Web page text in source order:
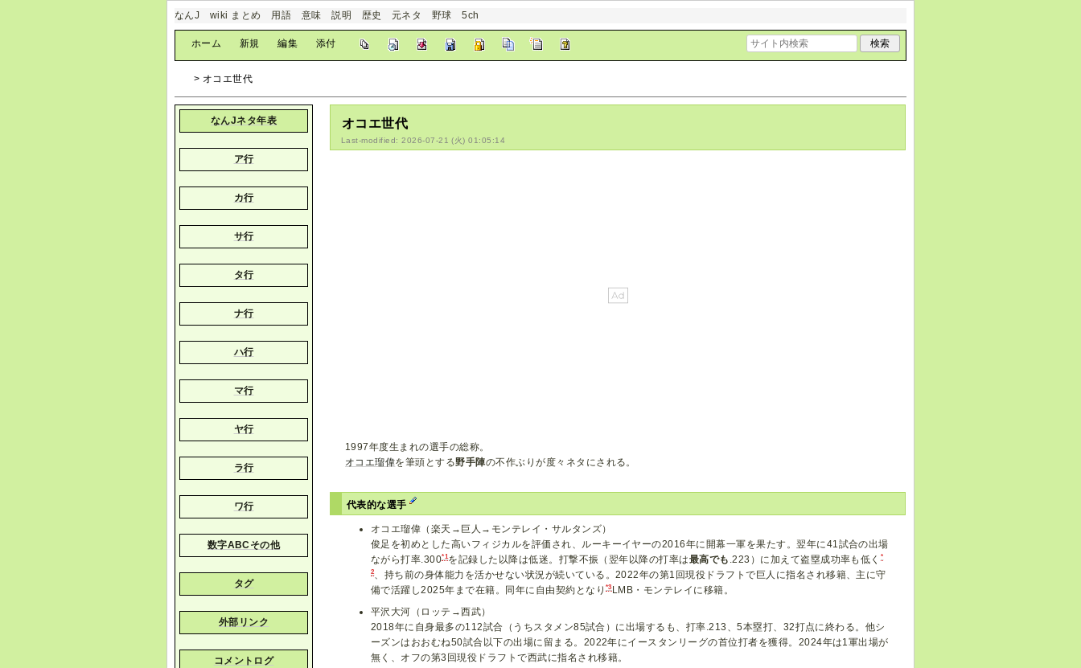
なんJ wiki まとめ 用語 意味 説明 歴史 元ネタ 野球 5ch
ホーム 新規 編集 添付
> オコエ世代
オコエ世代
Last-modified: 2026-07-21 (火) 01:05:14
1997年度生まれの選手の総称。
オコエ瑠偉を筆頭とする野手陣の不作ぶりが度々ネタにされる。
代表的な選手
オコエ瑠偉（楽天→巨人→モンテレイ・サルタンズ）
俊足を初めとした高いフィジカルを評価され、ルーキーイヤーの2016年に開幕一軍を果たす。翌年に41試合の出場
ながら打率.300*1を記録した以降は低迷。打撃不振（翌年以降の打率は最高でも .223）に加えて盗塁成功率も低く *
2、持ち前の身体能力を活かせない状況が続いている。2022年の第1回現役ドラフトで巨人に指名され移籍、主に守
備で活躍し2025年まで在籍。同年に自由契約となり *3LMB・モンテレイに移籍。
平沢大河（ロッテ→西武）
2018年に自身最多の112試合（うちスタメン85試合）に出場するも、打率.213、5本塁打、32打点に終わる。他シ
ーズンはおおむね50試合以下の出場に留まる。2022年にイースタンリーグの首位打者を獲得。2024年は1軍出場が
無く、オフの第3回現役ドラフトで西武に指名され移籍。
なんJネタ年表
ア行
カ行
サ行
タ行
ナ行
ハ行
マ行
ヤ行
ラ行
ワ行
数字ABCその他
タグ
外部リンク
コメントログ